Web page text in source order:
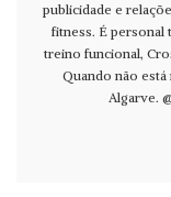
publicidade e
fitness. É personal
treino funcional,
Quando não está
Algarve.